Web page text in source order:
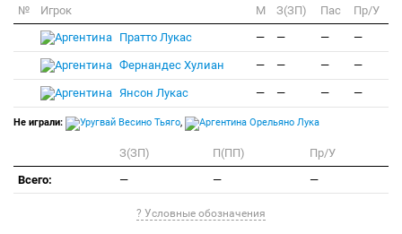
№ Игрок M З(ЗП) Пас
Пр/У
Пратто Лукас
— — — —
Фернандес Хулиан — — — —
Янсон Лукас — — — —
Не играли: Весино Тьяго, Орельяно Лука
З(ЗП) П(ПП)
Пр/У
Всего:
— — —
? Условные обозначения